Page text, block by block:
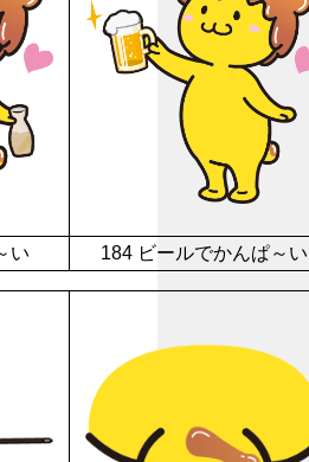
い 184 ビールでかんぱ～い